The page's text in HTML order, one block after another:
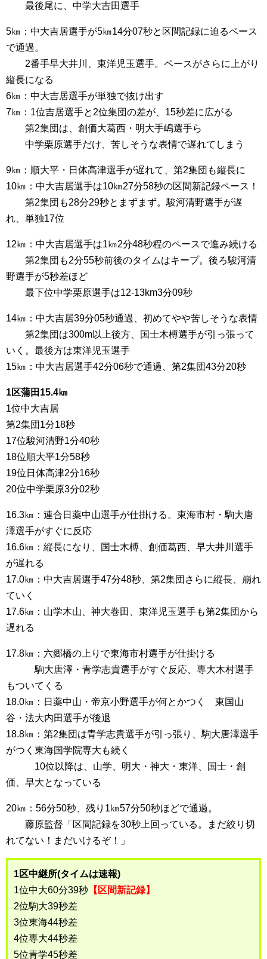
最後尾に、中学大吉田選手
5㎞：中大吉居選手が5㎞14分07秒と区間記録に迫るペース
で通過。
2番手早大井川、東洋児玉選手。ペースがさらに上がり
縦長になる
6㎞：中大吉居選手が単独で抜け出す
7㎞：1位吉居選手と2位集団の差が、15秒差に広がる
第2集団は、創価大葛西・明大手嶋選手ら
中学栗原選手だけ、苦しそうな表情で遅れてしまう
9㎞：順大平・日体高津選手が遅れて、第2集団も縦長に
10㎞：中大吉居選手は10㎞27分58秒の区間新記録ペース！
第2集団も28分29秒とまずまず。駿河清野選手が遅
れ、単独17位
12㎞：中大吉居選手は1㎞2分48秒程のペースで進み続ける
第2集団も2分55秒前後のタイムはキープ。後ろ駿河清
野選手が5秒差ほど
最下位中学栗原選手は12-13km3分09秒
14㎞：中大吉居39分05秒通過、初めてやや苦しそうな表情
第2集団は300m以上後方、国士木榑選手が引っ張って
いく。最後方は東洋児玉選手
15㎞：中大吉居選手42分06秒で通過、第2集団43分20秒
1区蒲田15.4㎞
1位中大吉居
第2集団1分18秒
17位駿河清野1分40秒
18位順大平1分58秒
19位日体高津2分16秒
20位中学栗原3分02秒
16.3㎞：連合日薬中山選手が仕掛ける。東海市村・駒大唐
澤選手がすぐに反応
16.6㎞：縦長になり、国士木榑、創価葛西、早大井川選手
が遅れる
17.0㎞：中大吉居選手47分48秒、第2集団さらに縦長、崩れ
ていく
17.6㎞：山学木山、神大巻田、東洋児玉選手も第2集団から
遅れる
17.8㎞：六郷橋の上りで東海市村選手が仕掛ける
駒大唐澤・青学志貴選手がすぐ反応、専大木村選手
もついてくる
18.0㎞：日薬中山・帝京小野選手が何とかつく 東国山
谷・法大内田選手が後退
18.8㎞：第2集団は青学志貴選手が引っ張り、駒大唐澤選手
がつく東海国学院専大も続く
10位以降は、山学、明大・神大・東洋、国士・創
価、早大となっている
20㎞：56分50秒、残り1㎞57分50秒ほどで通過。
藤原監督「区間記録を30秒上回っている。まだ絞り切
れてない！まだいけるぞ！」
1区中継所(タイムは速報)
1位中大60分39秒 【区間新記録】
2位駒大39秒差
3位東海44秒差
4位専大44秒差
5位青学45秒差